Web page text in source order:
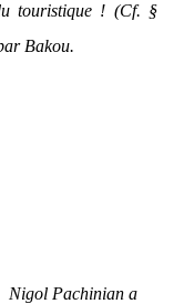
touristique ! (Cf. §
Bakou.
Nigol Pachinian a